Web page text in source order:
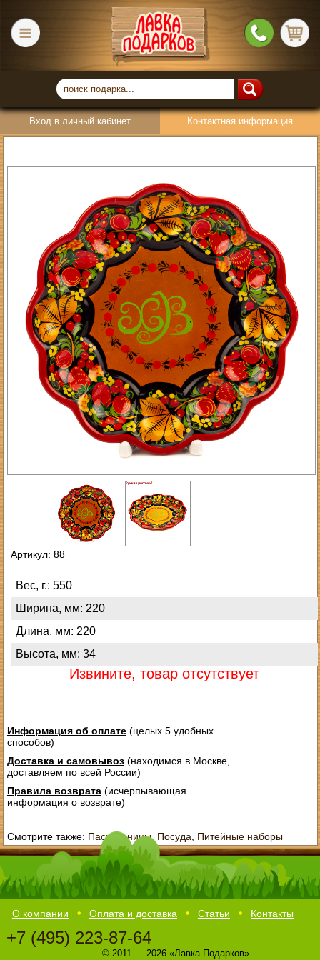
Вход в личный кабинет Контактная информация
Артикул: 88
Вес, г.: 550
Ширина, мм: 220
Длина, мм: 220
Высота, мм: 34
Извините, товар отсутствует
Информация об оплате(целых 5 удобных
способов)
Доставка и самовывоз(находимся в Москве,
доставляем по всей России)
Правила возврата(исчерпывающая
информация о возврате)
Смотрите также: Пасхальницы, Посуда Питейные наборы
О компании Оплата и доставка Статьи Контакты
+7 (495) 223-87-64
© 2011 — 2026 «Лавка Подарков» -